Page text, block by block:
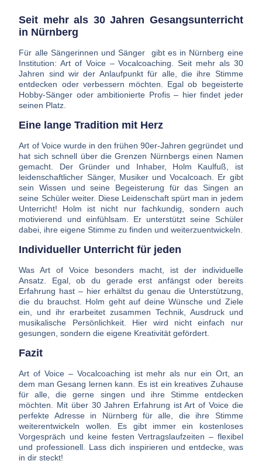
Seit mehr als 30 Jahren Gesangsunterricht
in Nürnberg
Für alle Sängerinnen und Sänger gibt es in Nürnberg eine
Institution: Art of Voice – Vocalcoaching. Seit mehr als 30
Jahren sind wir der Anlaufpunkt für alle, die ihre Stimme
entdecken oder verbessern möchten. Egal ob begeisterte
Hobby-Sänger oder ambitionierte Profis – hier findet jeder
seinen Platz.
Eine lange Tradition mit Herz
Art of Voice wurde in den frühen 90er-Jahren gegründet und
hat sich schnell über die Grenzen Nürnbergs einen Namen
gemacht. Der Gründer und Inhaber, Holm Kaulfuß, ist
leidenschaftlicher Sänger, Musiker und Vocalcoach. Er gibt
sein Wissen und seine Begeisterung für das Singen an
seine Schüler weiter. Diese Leidenschaft spürt man in jedem
Unterricht! Holm ist nicht nur fachkundig, sondern auch
motivierend und einfühlsam. Er unterstützt seine Schüler
dabei, ihre eigene Stimme zu finden und weiterzuentwickeln.
Individueller Unterricht für jeden
Was Art of Voice besonders macht, ist der individuelle
Ansatz. Egal, ob du gerade erst anfängst oder bereits
Erfahrung hast – hier erhältst du genau die Unterstützung,
die du brauchst. Holm geht auf deine Wünsche und Ziele
ein, und ihr erarbeitet zusammen Technik, Ausdruck und
musikalische Persönlichkeit. Hier wird nicht einfach nur
gesungen, sondern die eigene Kreativität gefördert.
Fazit
Art of Voice – Vocalcoaching ist mehr als nur ein Ort, an
dem man Gesang lernen kann. Es ist ein kreatives Zuhause
für alle, die gerne singen und ihre Stimme entdecken
möchten. Mit über 30 Jahren Erfahrung ist Art of Voice die
perfekte Adresse in Nürnberg für alle, die ihre Stimme
weiterentwickeln wollen. Es gibt immer ein kostenloses
Vorgespräch und keine festen Vertragslaufzeiten – flexibel
und professionell. Lass dich inspirieren und entdecke, was
in dir steckt!